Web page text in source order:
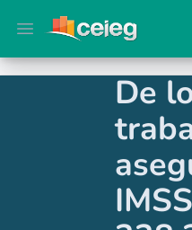
Open main menu
De